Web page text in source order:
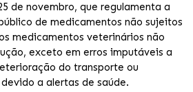
de novembro, que regulamenta a
de medicamentos não sujeitos
medicamentos veterinários não
exceto em erros imputáveis a
do transporte ou
a alertas de saúde.